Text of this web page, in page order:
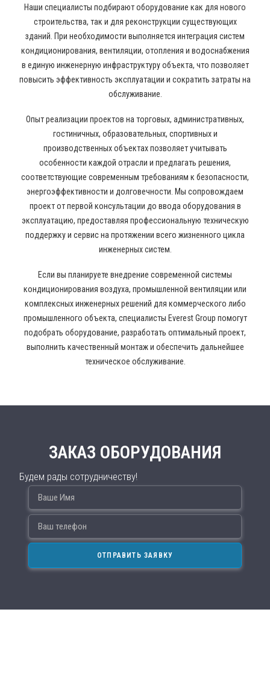
Наши специалисты подбирают оборудование как для нового
строительства, так и для реконструкции существующих
зданий. При необходимости выполняется интеграция систем
кондиционирования, вентиляции, отопления и водоснабжения
в единую инженерную инфраструктуру объекта, что позволяет
повысить эффективность эксплуатации и сократить затраты на
обслуживание.
Опыт реализации проектов на торговых, административных,
гостиничных, образовательных, спортивных и
производственных объектах позволяет учитывать
особенности каждой отрасли и предлагать решения,
соответствующие современным требованиям к безопасности,
энергоэффективности и долговечности. Мы сопровождаем
проект от первой консультации до ввода оборудования в
эксплуатацию, предоставляя профессиональную техническую
поддержку и сервис на протяжении всего жизненного цикла
инженерных систем.
Если вы планируете внедрение современной системы
кондиционирования воздуха, промышленной вентиляции или
комплексных инженерных решений для коммерческого либо
промышленного объекта, специалисты Everest Group помогут
подобрать оборудование, разработать оптимальный проект,
выполнить качественный монтаж и обеспечить дальнейшее
техническое обслуживание.
ЗАКАЗ ОБОРУДОВАНИЯ
Будем рады сотрудничеству!